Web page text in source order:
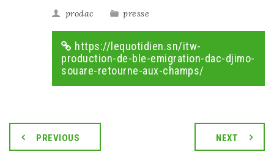
prodac presse
https://lequotidien.sn/itw-
production-de-ble-emigration-dac-djimo-
souare-retourne-aux-champs/
PREVIOUS NEXT